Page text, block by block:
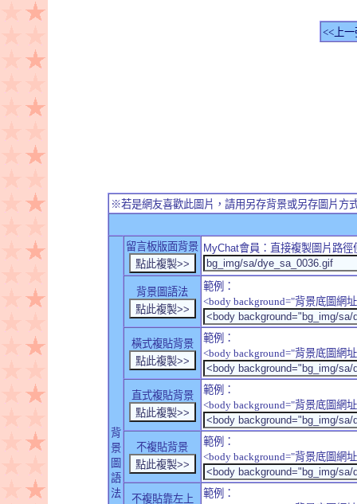
<<上一
※若是網友喜歡此圖片，請用另存背景或另存圖片方
背
景
圖
語
法
留言板版面背景 MyChat會員：直接複製圖片路
背景圖語法
範例：
<body background="背景底圖網
橫式複貼背景
範例：
<body background="背景底圖網
直式複貼背景
範例：
<body background="背景底圖網
不複貼背景
範例：
<body background="背景底圖網
不複貼靠左上
範例：